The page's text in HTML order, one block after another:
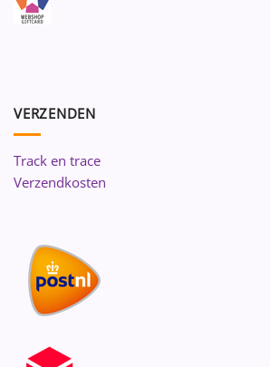
VERZENDEN
Track en trace
Verzendkosten